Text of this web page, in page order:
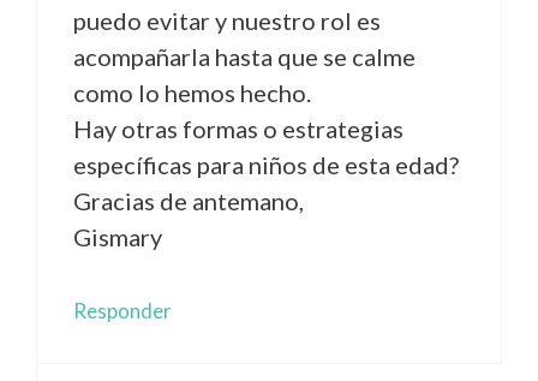
puedo evitar y nuestro rol es
acompañarla hasta que se calme
como lo hemos hecho.
Hay otras formas o estrategias
específicas para niños de esta edad?
Gracias de antemano,
Gismary
Responder